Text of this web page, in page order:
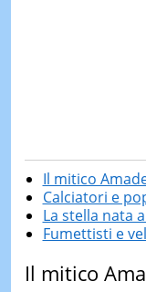
Il mitico
Calciatori e
La stella nata
Fumettisti e
Il mitico